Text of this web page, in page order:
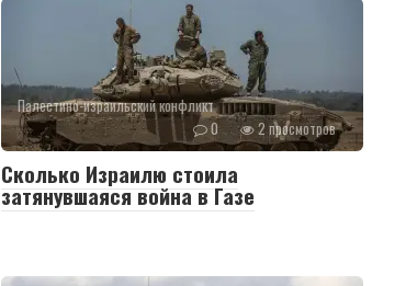
Палестино-израильский конфликт
0
2 просмотров
Сколько Израилю стоила
затянувшаяся война в Газе